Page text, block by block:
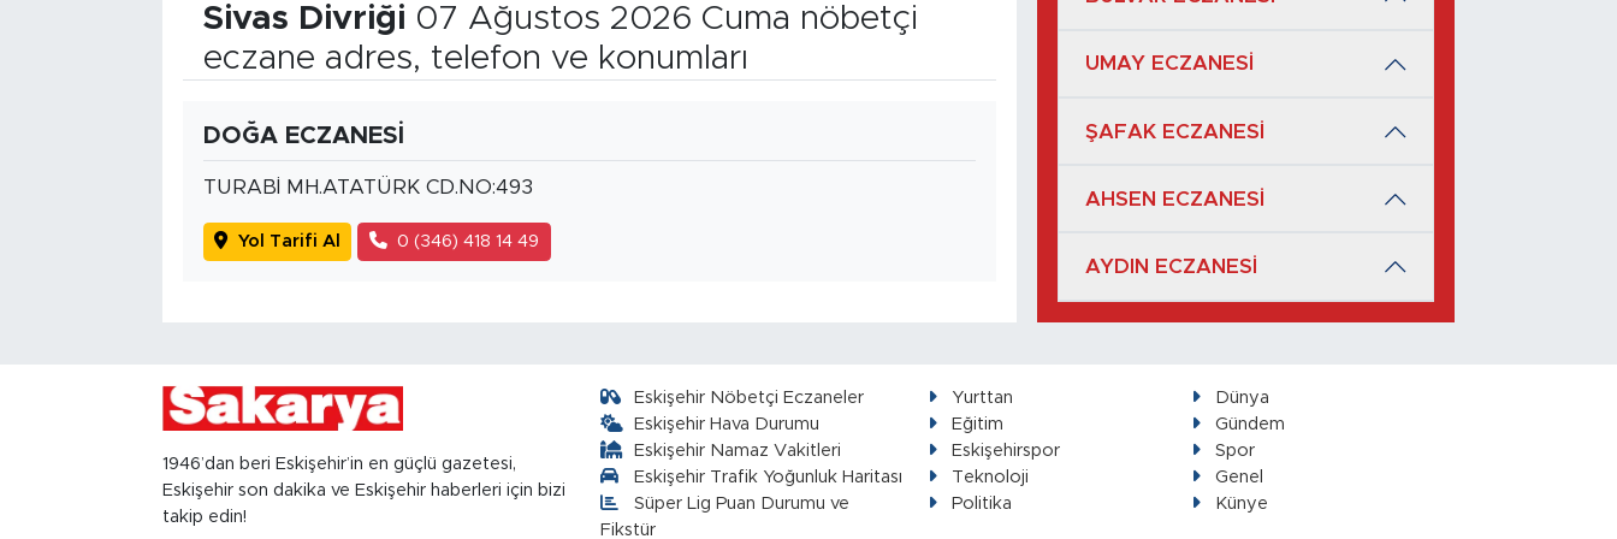
Sivas Divriği 07 Ağustos 2026 Cuma nöbetçi
eczane adres, telefon ve konumları
DOĞA ECZANESİ
TURABİ MH.ATATÜRK CD.NO:493
Yol Tarifi Al 0 (346) 418 14 49
UMAY ECZANESİ
ŞAFAK ECZANESİ
AHSEN ECZANESİ
AYDIN ECZANESİ
1946’dan beri Eskişehir’in en güçlü gazetesi,
Eskişehir son dakika ve Eskişehir haberleri için bizi
takip edin!
Eskişehir Nöbetçi Eczaneler
Eskişehir Hava Durumu
Eskişehir Namaz Vakitleri
Eskişehir Trafik Yoğunluk Haritası
Süper Lig Puan Durumu ve
Fikstür
Yurttan
Dünya
Eğitim
Gündem
Eskişehirspor
Spor
Teknoloji
Genel
Politika
Künye